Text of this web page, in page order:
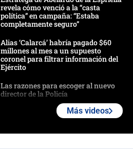
revela cómo venció a la “casta
política” en campaña: “Estaba
completamente seguro”
Alias ‘Calarcá’ habría pagado $60
millones al mes a un supuesto
coronel para filtrar información del
Ejército
Las razones para escoger al nuevo
director de la Policía
Más videos